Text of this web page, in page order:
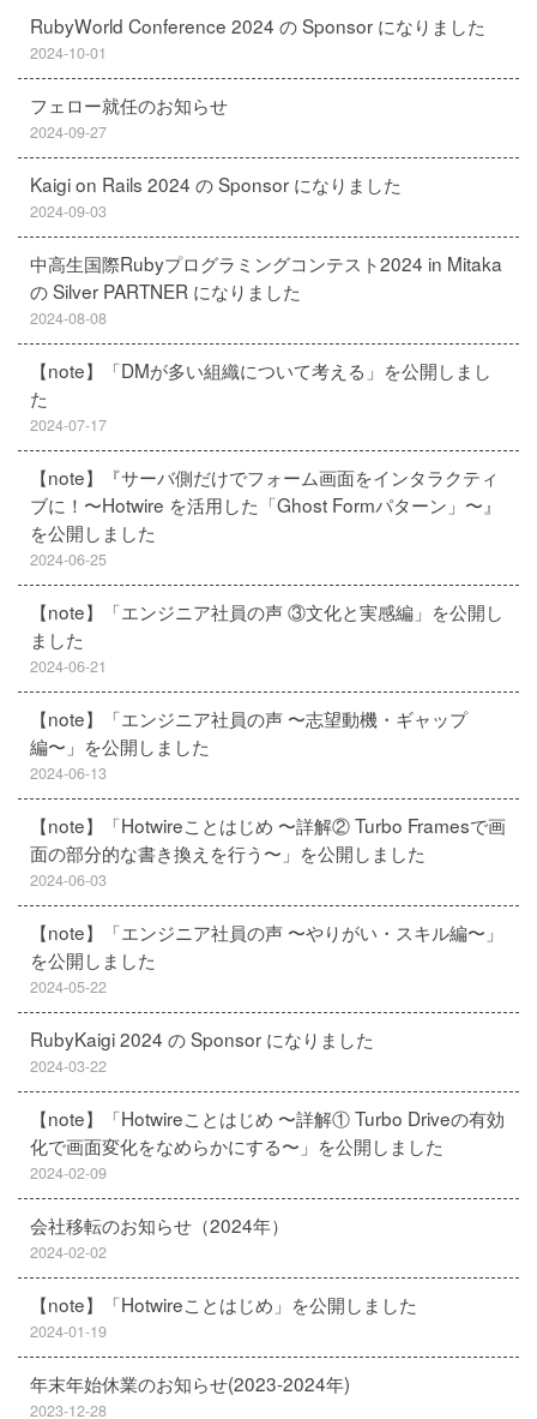
RubyWorld Conference 2024 の Sponsor になりました
2024-10-01
フェロー就任のお知らせ
2024-09-27
Kaigi on Rails 2024 の Sponsor になりました
2024-09-03
中高生国際Rubyプログラミングコンテスト2024 in Mitaka
の Silver PARTNER になりました
2024-08-08
【note】「DMが多い組織について考える」を公開しまし
た
2024-07-17
【note】『サーバ側だけでフォーム画面をインタラクティ
ブに！〜Hotwire を活用した「Ghost Formパターン」〜』
を公開しました
2024-06-25
【note】「エンジニア社員の声 ③文化と実感編」を公開し
ました
2024-06-21
【note】「エンジニア社員の声 〜志望動機・ギャップ
編〜」を公開しました
2024-06-13
【note】「Hotwireことはじめ 〜詳解② Turbo Framesで画
面の部分的な書き換えを行う〜」を公開しました
2024-06-03
【note】「エンジニア社員の声 〜やりがい・スキル編〜」
を公開しました
2024-05-22
RubyKaigi 2024 の Sponsor になりました
2024-03-22
【note】「Hotwireことはじめ 〜詳解① Turbo Driveの有効
化で画面変化をなめらかにする〜」を公開しました
2024-02-09
会社移転のお知らせ（2024年）
2024-02-02
【note】「Hotwireことはじめ」を公開しました
2024-01-19
年末年始休業のお知らせ(2023-2024年)
2023-12-28